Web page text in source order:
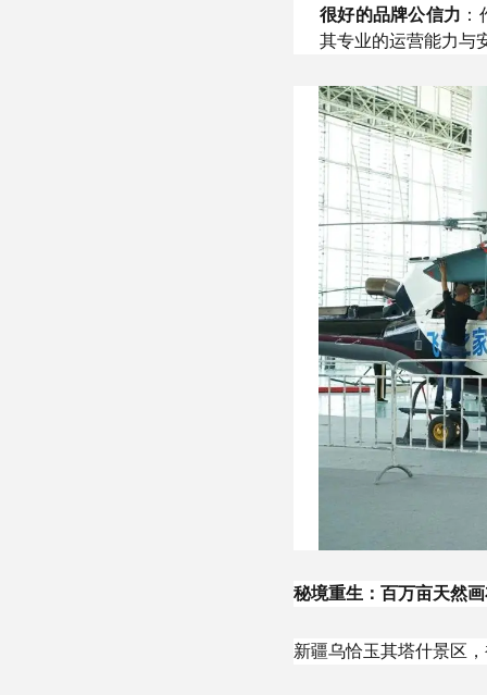
很好的品牌公信力
其专业的运营能力与
秘境重生：百万亩天然
新疆乌恰玉其塔什景区